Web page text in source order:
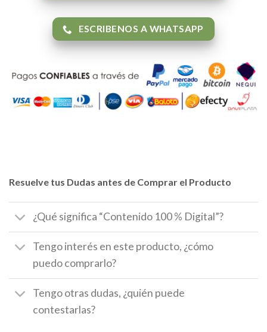
ESCRIBENOS A WHATSAPP
Resuelve tus Dudas antes de Comprar el Producto
¿Qué significa “Contenido 100 % Digital”?
Tengo interés en este producto, ¿cómo
puedo comprarlo?
Tengo otras dudas, ¿quién puede
contestarlas?